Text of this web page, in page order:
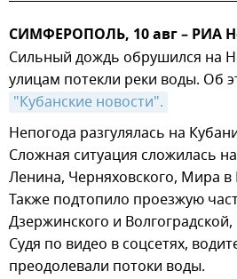
СИМФЕРОПОЛЬ, 10 авг – РИА
Сильный дождь обрушился на
улицам потекли реки воды. Об
"Кубанские новости".
Непогода разгулялась на
Сложная ситуация сложилась
Ленина, Черняховского, Мира в
Также подтопило проезжую
Дзержинского и
Судя по видео в соцсетях,
преодолевали потоки воды.